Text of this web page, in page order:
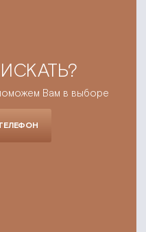
Вам в выборе